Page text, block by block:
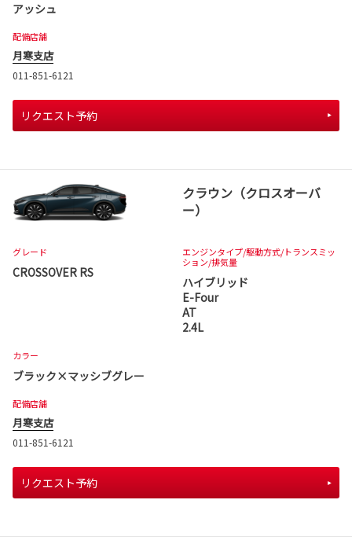
アッシュ
配備店舗
月寒支店
011-851-6121
リクエスト予約
クラウン（クロスオーバ
ー）
グレード
CROSSOVER RS
エンジンタイプ/駆動方式/トランスミッ
ション/排気量
ハイブリッド
E-Four
AT
2.4L
カラー
ブラック×マッシブグレー
配備店舗
月寒支店
011-851-6121
リクエスト予約